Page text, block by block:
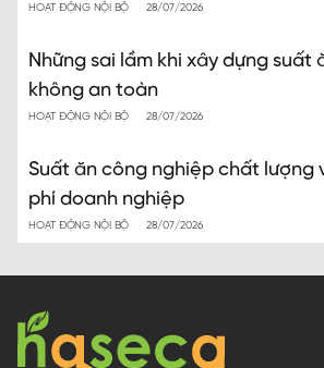
HOẠT ĐỘNG NỘI BỘ 28/07/2026
Những sai lầm khi xây dựng suất
không an toàn
HOẠT ĐỘNG NỘI BỘ 28/07/2026
Suất ăn công nghiệp chất lượng
phí doanh nghiệp
HOẠT ĐỘNG NỘI BỘ 28/07/2026